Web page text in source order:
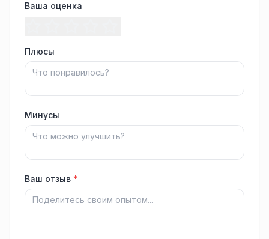
Ваша оценка
Плюсы
Минусы
Ваш отзыв *